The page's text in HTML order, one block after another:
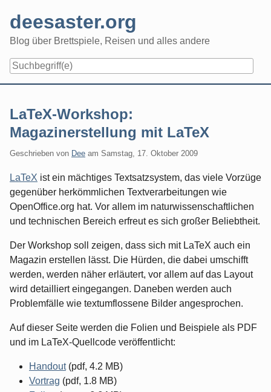
content
deesaster.org
Blog über Brettspiele, Reisen und alles andere
LaTeX-Workshop:
Magazinerstellung mit LaTeX
Geschrieben von Dee am Samstag, 17. Oktober 2009
LaTeX ist ein mächtiges Textsatzsystem, das viele Vorzüge
gegenüber herkömmlichen Textverarbeitungen wie
OpenOffice.org hat. Vor allem im naturwissenschaftlichen
und technischen Bereich erfreut es sich großer Beliebtheit.
Der Workshop soll zeigen, dass sich mit LaTeX auch ein
Magazin erstellen lässt. Die Hürden, die dabei umschifft
werden, werden näher erläutert, vor allem auf das Layout
wird detailliert eingegangen. Daneben werden auch
Problemfälle wie textumflossene Bilder angesprochen.
Auf dieser Seite werden die Folien und Beispiele als PDF
und im LaTeX-Quellcode veröffentlicht:
Handout(pdf, 4.2 MB)
Vortrag (pdf, 1.8 MB)